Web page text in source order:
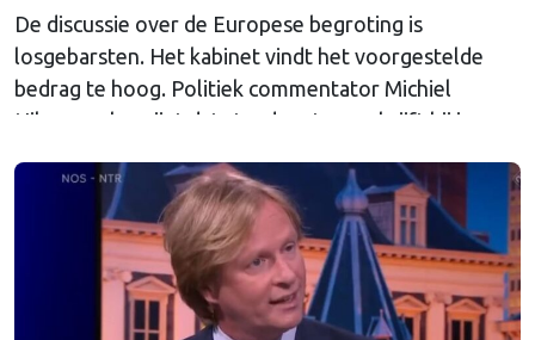
De discussie over de Europese begroting is
losgebarsten. Het kabinet vindt het voorgestelde
bedrag te hoog. Politiek commentator Michiel
Hilgeman begrijpt dat standpunt, zo schrijft hij in een